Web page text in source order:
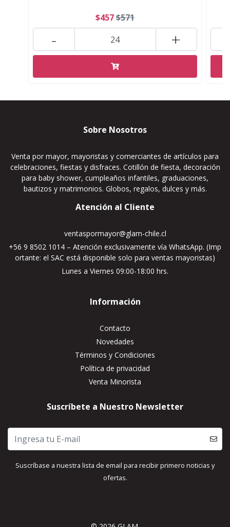
$457$571
+
-
Sobre Nosotros
Venta por mayor, mayoristas y comerciantes de artículos para
celebraciones, fiestas y disfraces. Cotillón de fiesta, decoración
para baby shower, cumpleaños infantiles, graduaciones,
bautizos y matrimonios. Globos, regalos, dulces y más.
Atención al Cliente
ventaspormayor@glam-chile.cl
+56 9 8502 1014 – Atención exclusivamente vía WhatsApp. (Imp
ortante: el SAC está disponible solo para ventas mayoristas)
Lunes a Viernes 09:00-18:00 hrs.
Información
Contacto
Novedades
Términos y Condiciones
Política de privacidad
Venta Minorista
Suscríbete a Nuestro Newsletter
Suscríbase a nuestra lista de email para recibir primero noticias y
ofertas.